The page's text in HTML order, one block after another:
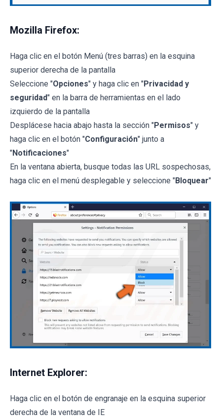
Mozilla Firefox:
Haga clic en el botón Menú (tres barras) en la esquina
superior derecha de la pantalla
Seleccione "Opciones" y haga clic en "Privacidad y
seguridad" en la barra de herramientas en el lado
izquierdo de la pantalla
Desplácese hacia abajo hasta la sección "Permisos" y
haga clic en el botón "Configuración" junto a
"Notificaciones"
En la ventana abierta, busque todas las URL sospechosas,
haga clic en el menú desplegable y seleccione "Bloquear"
Internet Explorer:
Haga clic en el botón de engranaje en la esquina superior
derecha de la ventana de IE